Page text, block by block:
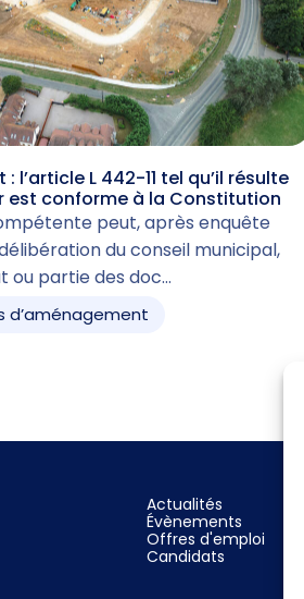
l’article L 442-11 tel qu’il résulte
est conforme à la Constitution
peut, après enquête
du conseil municipal,
ou partie des doc…
d’aménagement
Actualités
Évènements
Offres d'emploi
Candidats